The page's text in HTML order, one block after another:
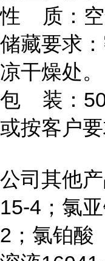
性 质：空
储藏要求
凉干燥处。
包 装：50
或按客户
公司其他
15-4；氯
2；氯铂酸